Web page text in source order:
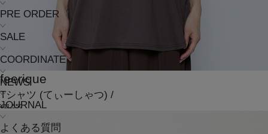
PRE ORDER
SALE
COORDINATE
NEWS
JOURNAL
よくある質問
feerique
Tシャツ (てぃーしゃつ) /
¥11,550